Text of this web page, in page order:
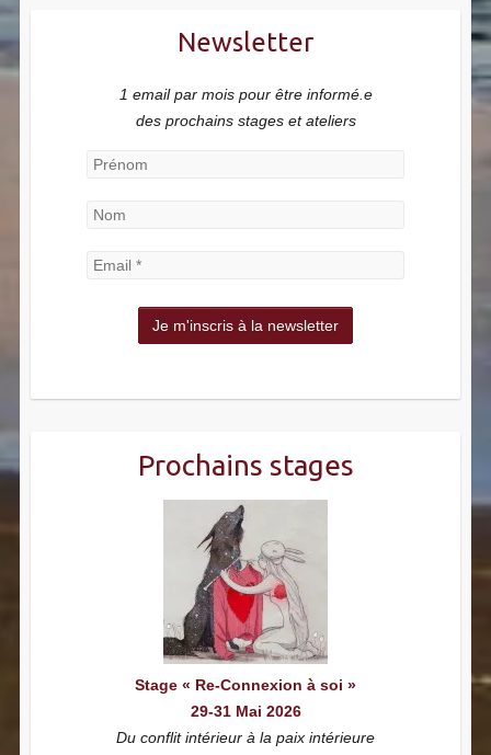
Newsletter
1 email par mois pour être informé.e
des prochains stages et ateliers
Prochains stages
Stage « Re-Connexion à soi »
29-31 Mai 2026
Du conflit intérieur à la paix intérieure